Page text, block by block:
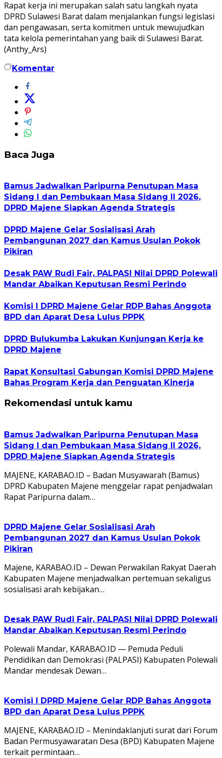
Rapat kerja ini merupakan salah satu langkah nyata
DPRD Sulawesi Barat dalam menjalankan fungsi legislasi
dan pengawasan, serta komitmen untuk mewujudkan
tata kelola pemerintahan yang baik di Sulawesi Barat.
(Anthy_Ars)
Komentar
Baca Juga
Bamus Jadwalkan Paripurna Penutupan Masa
Sidang I dan Pembukaan Masa Sidang II 2026,
DPRD Majene Siapkan Agenda Strategis
DPRD Majene Gelar Sosialisasi Arah
Pembangunan 2027 dan Kamus Usulan Pokok
Pikiran
Desak PAW Rudi Fair, PALPASI Nilai DPRD Polewali
Mandar Abaikan Keputusan Resmi Perindo
Komisi I DPRD Majene Gelar RDP Bahas Anggota
BPD dan Aparat Desa Lulus PPPK
DPRD Bulukumba Lakukan Kunjungan Kerja ke
DPRD Majene
Rapat Konsultasi Gabungan Komisi DPRD Majene
Bahas Program Kerja dan Penguatan Kinerja
Rekomendasi untuk kamu
Bamus Jadwalkan Paripurna Penutupan Masa
Sidang I dan Pembukaan Masa Sidang II 2026,
DPRD Majene Siapkan Agenda Strategis
MAJENE, KARABAO.ID – Badan Musyawarah (Bamus)
DPRD Kabupaten Majene menggelar rapat penjadwalan
Rapat Paripurna dalam…
DPRD Majene Gelar Sosialisasi Arah
Pembangunan 2027 dan Kamus Usulan Pokok
Pikiran
Majene, KARABAO.ID – Dewan Perwakilan Rakyat Daerah
Kabupaten Majene menjadwalkan pertemuan sekaligus
sosialisasi arah kebijakan…
Desak PAW Rudi Fair, PALPASI Nilai DPRD Polewali
Mandar Abaikan Keputusan Resmi Perindo
Polewali Mandar, KARABAO.ID — Pemuda Peduli
Pendidikan dan Demokrasi (PALPASI) Kabupaten Polewali
Mandar mendesak Dewan…
Komisi I DPRD Majene Gelar RDP Bahas Anggota
BPD dan Aparat Desa Lulus PPPK
MAJENE, KARABAO.ID – Menindaklanjuti surat dari Forum
Badan Permusyawaratan Desa (BPD) Kabupaten Majene
terkait permintaan…